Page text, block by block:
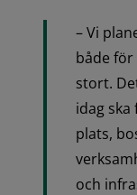
– Vi
både
stort.
idag ska
plats,
och